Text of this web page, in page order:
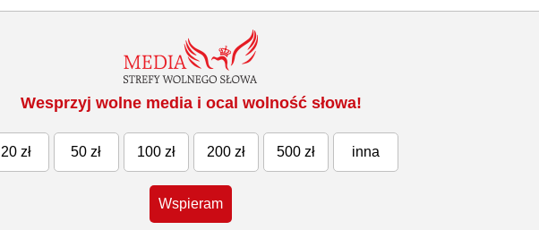
Wesprzyj wolne media i ocal wolność słowa!
20 zł 50 zł 100 zł 200 zł 500 zł inna
Wspieram